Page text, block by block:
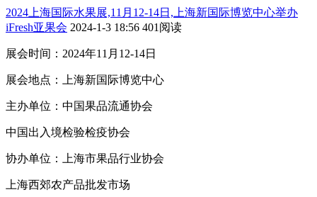
2024上海国际水果展,11月12-14日,上海新国际博览中心举办
iFresh亚果会 2024-1-3 18:56 401阅读
展会时间： 2024年11月12-14日
展会地点： 上海新国际博览中心
主办单位：中国果品流通协会
中国出入境检验检疫协会
协办单位 ： 上海市果品行业协会
上海西郊农产品批发市场